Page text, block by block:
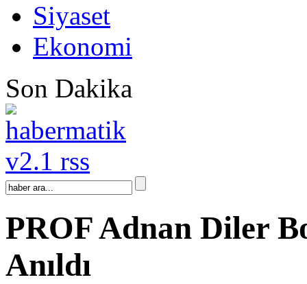
Siyaset
Ekonomi
Son Dakika
PROF Adnan Diler
Anıldı